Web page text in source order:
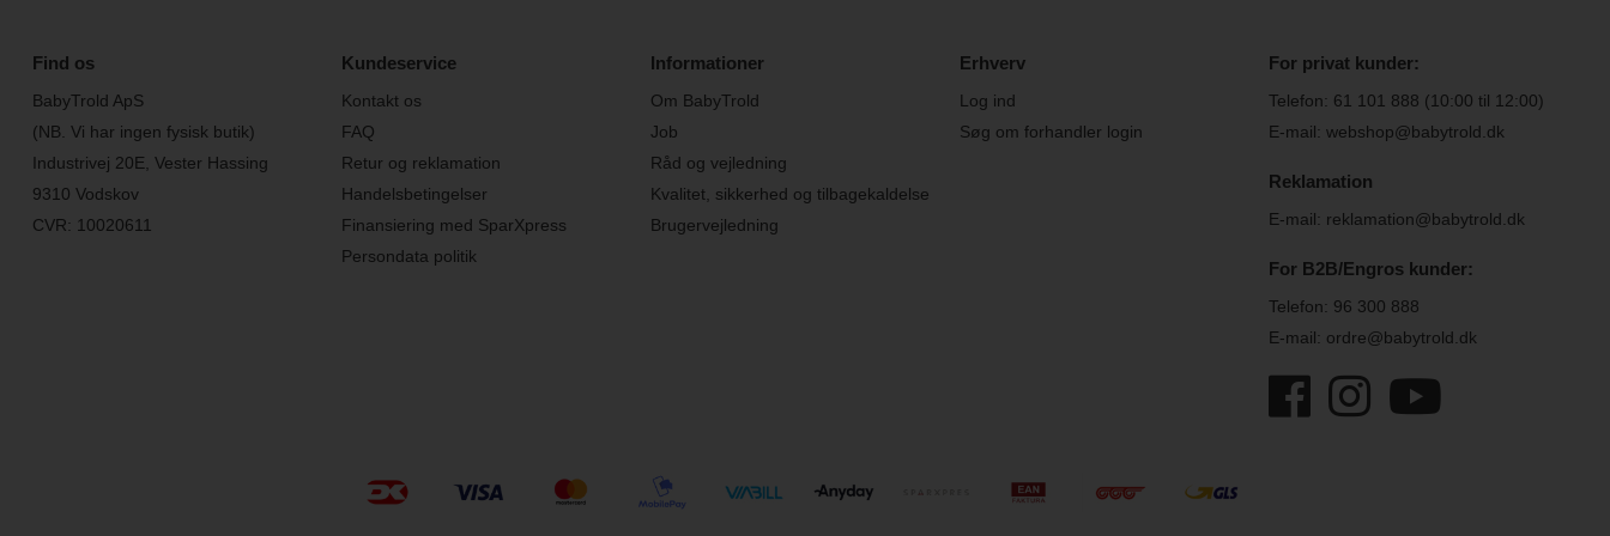
Find os
BabyTrold ApS
(NB. Vi har ingen fysisk butik)
Industrivej 20E, Vester Hassing
9310 Vodskov
CVR: 10020611
Kundeservice
Kontakt os
FAQ
Retur og reklamation
Handelsbetingelser
Finansiering med SparXpress
Persondata politik
Informationer
Om BabyTrold
Job
Råd og vejledning
Kvalitet, sikkerhed og tilbagekaldelse
Brugervejledning
Erhverv
Log ind
Søg om forhandler login
For privat kunder:
Telefon: 61 101 888 (10:00 til 12:00)
E-mail: webshop@babytrold.dk
Reklamation
E-mail: reklamation@babytrold.dk
For B2B/Engros kunder:
Telefon: 96 300 888
E-mail: ordre@babytrold.dk